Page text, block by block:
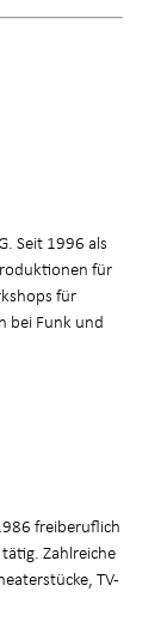
Seit 1996 als
für
für
bei Funk und
freiberuflich
Zahlreiche
TV-